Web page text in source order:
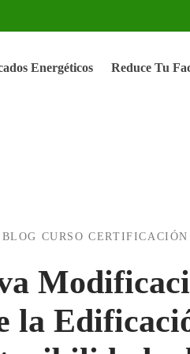
Energéticos Reduce Tu
BLOG CURSO
la